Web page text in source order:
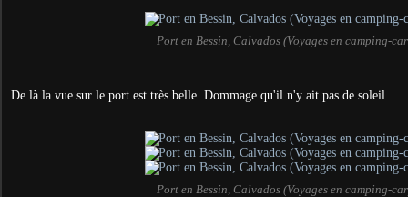
Port en Bessin, Calvados (Voyages en camping-
De là la vue sur le port est très belle. Dommage qu'il n'y ait pas de soleil.
Port en Bessin, Calvados (Voyages en camping-